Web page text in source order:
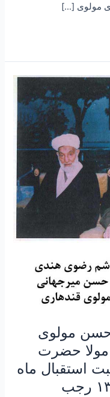
مولوی […]
حسن مولوی
حضرت
استقبال ماه